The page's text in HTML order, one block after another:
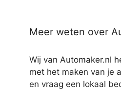
Meer weten over
Wij van Automaker.nl
met het maken van je
en vraag een lokaal